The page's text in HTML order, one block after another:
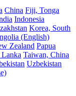
China Fiji, Tonga
Indonesia
Korea, South
(English)
Zealand Papua
Lanka Taiwan, China
Uzbekistan